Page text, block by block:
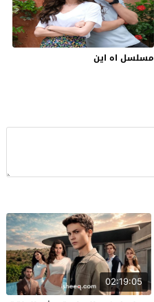
مسلسل اه اين
02:19:05